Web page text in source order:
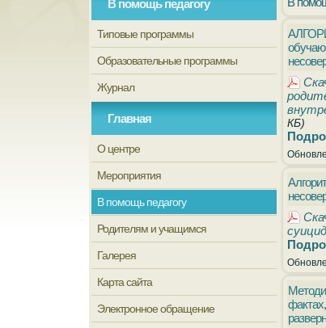
В помощь педагогу
Типовые программы
Образовательные программы
Журнал
Главная
О центре
Мероприятия
В помощь педагогу
Родителям и учащимся
Галерея
Карта сайта
Электронное обращение
КБ)